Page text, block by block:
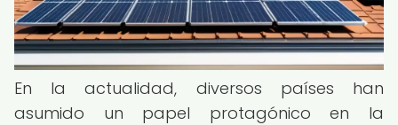
En la actualidad, diversos países han
asumido un papel protagónico en la